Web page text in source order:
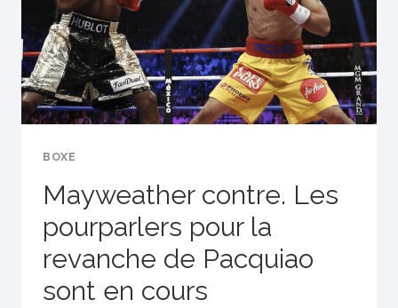
BUD
LIGHT
»
BOXE
Mayweather contre. Les
pourparlers pour la
revanche de Pacquiao
sont en cours